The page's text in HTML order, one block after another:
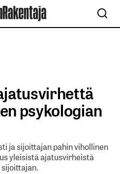
psykologian
ja sijoittajan pahin vihollinen
yleisistä ajatusvirheistä